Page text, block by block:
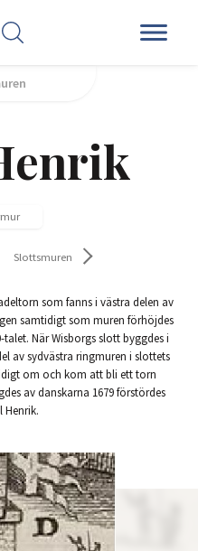
Slottsmuren
som fanns i västra delen av
samtidigt som muren förhöjdes
När Wisborgs slott byggdes i
av sydvästra ringmuren i slottets
om och kom att bli ett torn
av danskarna 1679 förstördes
Henrik.